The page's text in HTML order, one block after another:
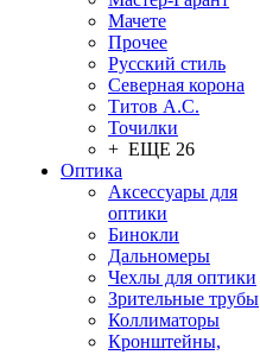
Мачете
Прочее
Русский стиль
Северная корона
Титов А.С.
Точилки
+ ЕЩЕ 26
Оптика
Аксессуары для
оптики
Бинокли
Дальномеры
Чехлы для оптики
Зрительные трубы
Коллиматоры
Кронштейны,